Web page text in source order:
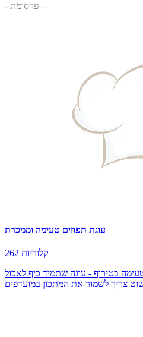
- פרסומת -
עוגת תפוזים טעימה וממכרת
262 קלוריות
בטירוף - עוגה שתמיד כיף לאכול
צריך לשמור את המתכון במועדפים